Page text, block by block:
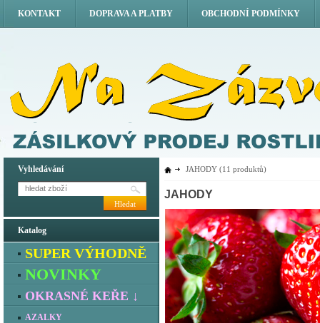
Vyhledávání
Hledat
Katalog
SUPER VÝHODNĚ
NOVINKY
OKRASNÉ KEŘE ↓
AZALKY
JAHODY (11 produktů)
JAHODY
KONTAKT DOPRAVA A PLATBY OBCHODNÍ PODMÍNKY